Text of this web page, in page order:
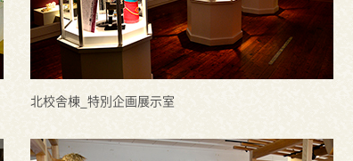
北校舎棟_特別企画展示室